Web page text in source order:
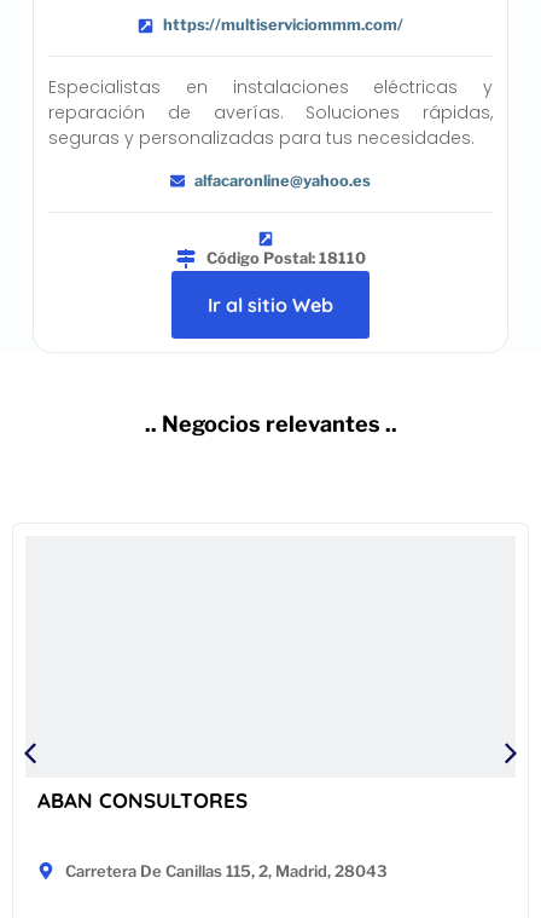
https://multiserviciommm.com/
Especialistas en instalaciones eléctricas y
reparación de averías. Soluciones rápidas,
seguras y personalizadas para tus necesidades.
alfacaronline@yahoo.es
Código Postal: 18110
Ir al sitio Web
.. Negocios relevantes ..
ABAN CONSULTORES
Carretera De Canillas 115, 2, Madrid, 28043